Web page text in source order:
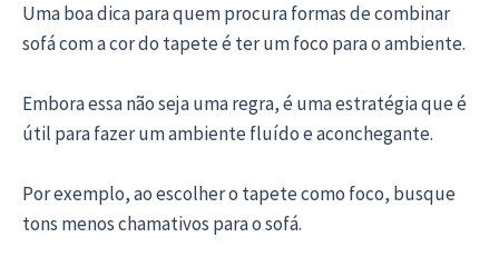
Uma boa dica para quem procura formas de combinar
sofá com a cor do tapete é ter um foco para o ambiente.
Embora essa não seja uma regra, é uma estratégia que é
útil para fazer um ambiente fluído e aconchegante.
Por exemplo, ao escolher o tapete como foco, busque
tons menos chamativos para o sofá.